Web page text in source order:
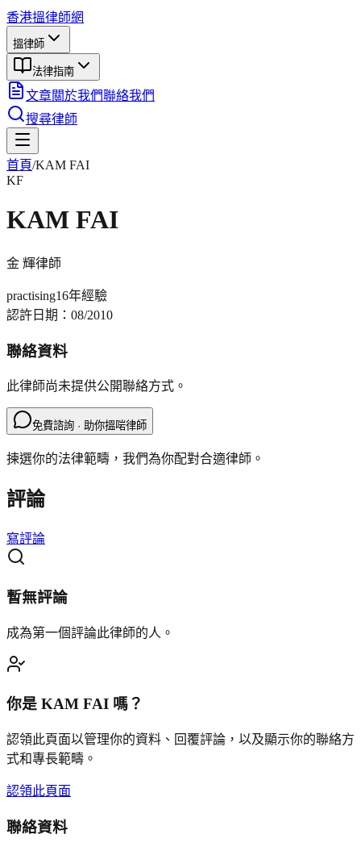
香港搵律師網
搵律師
法律指南
文章關於我們聯絡我們
搜尋律師
首頁/KAM FAI
KF
KAM FAI
金 輝律師
practising16年經驗
認許日期： 08/2010
聯絡資料
此律師尚未提供公開聯絡方式。
免費諮詢 · 助你搵啱律師
揀選你的法律範疇，我們為你配對合適律師。
評論
寫評論
暫無評論
成為第一個評論此律師的人。
你是 KAM FAI 嗎？
認領此頁面以管理你的資料、回覆評論，以及顯示你的聯絡方
式和專長範疇。
認領此頁面
聯絡資料